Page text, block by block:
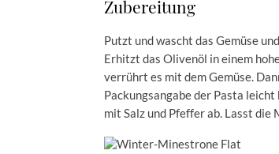
Zubereitung
Putzt und wascht das Gemüse
Erhitzt das Olivenöl in einem
verrührt es mit dem Gemüse.
Packungsangabe der Pasta
mit Salz und Pfeffer ab. Lasst